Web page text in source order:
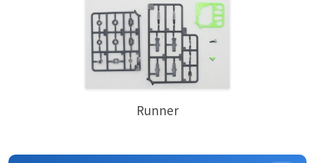
Runner